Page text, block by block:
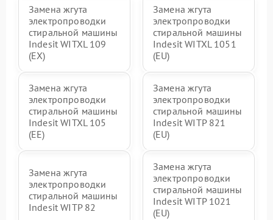
Замена жгута
электропроводки
стиральной машины
Indesit WITXL 109
(EX)
Замена жгута
электропроводки
стиральной машины
Indesit WITXL 1051
(EU)
Замена жгута
электропроводки
стиральной машины
Indesit WITXL 105
(EE)
Замена жгута
электропроводки
стиральной машины
Indesit WITP 821
(EU)
Замена жгута
электропроводки
стиральной машины
Indesit WITP 82
Замена жгута
электропроводки
стиральной машины
Indesit WITP 1021
(EU)